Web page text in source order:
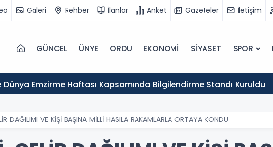
Galeri Rehber İlanlar Anket Gazeteler İletişim
GÜNCEL ÜNYE ORDU EKONOMİ SİYASET SPOR
Dünya Emzirme Haftası Kapsamında Bilgilendirme Standı Kuruldu
DAĞILIMI VE KİŞİ BAŞINA MİLLİ HASILA RAKAMLARLA ORTAYA KONDU